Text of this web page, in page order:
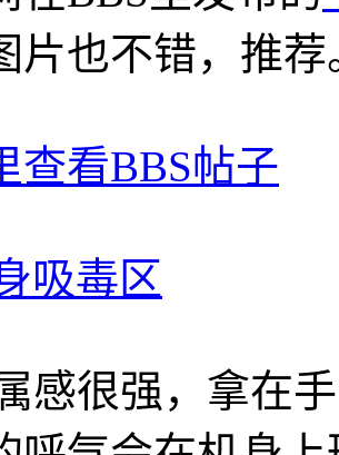
片也不错，推荐
查看BBS帖子
吸毒区
感很强，拿在